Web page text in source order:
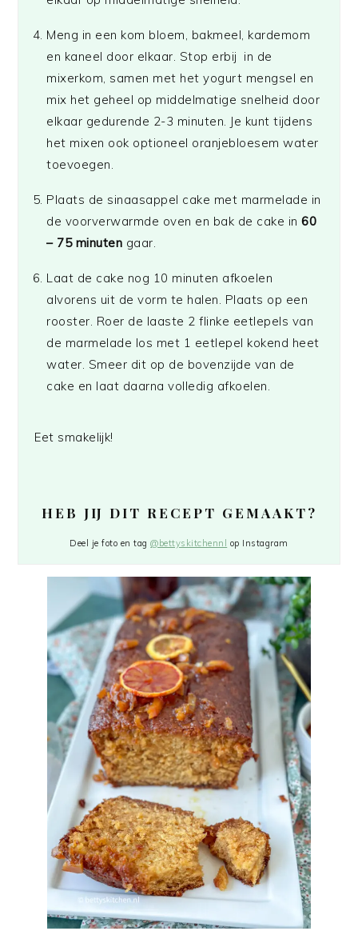
Meng in een kom bloem, bakmeel, kardemom
en kaneel door elkaar. Stop erbij in de
mixerkom, samen met het yogurt mengsel en
mix het geheel op middelmatige snelheid door
elkaar gedurende 2-3 minuten. Je kunt tijdens
het mixen ook optioneel oranjebloesem water
toevoegen.
Plaats de sinaasappel cake met marmelade in
de voorverwarmde oven en bak de cake in60
– 75 minuten gaar.
Laat de cake nog 10 minuten afkoelen
alvorens uit de vorm te halen. Plaats op een
rooster. Roer de laaste 2 flinke eetlepels van
de marmelade los met 1 eetlepel kokend heet
water. Smeer dit op de bovenzijde van de
cake en laat daarna volledig afkoelen.
Eet smakelijk!
HEB JIJ DIT RECEPT GEMAAKT?
Deel je foto en tag@bettyskitchennl op Instagram